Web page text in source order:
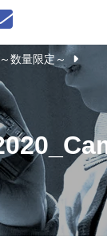
数量限定～